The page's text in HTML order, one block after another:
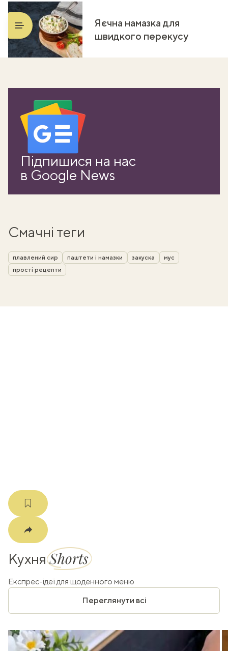
Яєчна намазка для
швидкого перекусу
Підпишися на нас
в Google News
Смачні теги
плавлений сир паштети і намазки закуска
мус
прості рецепти
КухняShorts
Експрес-ідеї для щоденного меню
Переглянути всі